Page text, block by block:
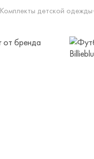
Комплекты детской одежды